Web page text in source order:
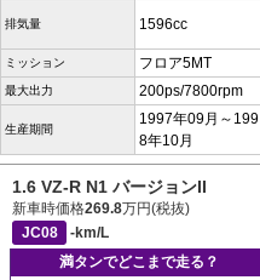
排気量 1596cc
ミッション フロア5MT
最大出力 200ps/7800rpm
生産期間
1997年09月～199
8年10月
1.6 VZ-R N1 バージョンII
新車時価格269.8万円(税抜)
JC08
-km/L
満タンでどこまで走る？